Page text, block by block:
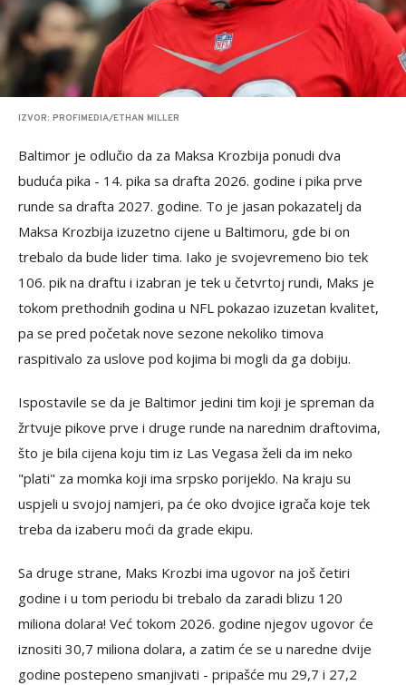
IZVOR: PROFIMEDIA/ETHAN MILLER
Baltimor je odlučio da za Maksa Krozbija ponudi dva
buduća pika - 14. pika sa drafta 2026. godine i pika prve
runde sa drafta 2027. godine. To je jasan pokazatelj da
Maksa Krozbija izuzetno cijene u Baltimoru, gde bi on
trebalo da bude lider tima. Iako je svojevremeno bio tek
106. pik na draftu i izabran je tek u četvrtoj rundi, Maks je
tokom prethodnih godina u NFL pokazao izuzetan kvalitet,
pa se pred početak nove sezone nekoliko timova
raspitivalo za uslove pod kojima bi mogli da ga dobiju.
Ispostavile se da je Baltimor jedini tim koji je spreman da
žrtvuje pikove prve i druge runde na narednim draftovima,
što je bila cijena koju tim iz Las Vegasa želi da im neko
"plati" za momka koji ima srpsko porijeklo. Na kraju su
uspjeli u svojoj namjeri, pa će oko dvojice igrača koje tek
treba da izaberu moći da grade ekipu.
Sa druge strane, Maks Krozbi ima ugovor na još četiri
godine i u tom periodu bi trebalo da zaradi blizu 120
miliona dolara! Već tokom 2026. godine njegov ugovor će
iznositi 30,7 miliona dolara, a zatim će se u naredne dvije
godine postepeno smanjivati - pripašće mu 29,7 i 27,2